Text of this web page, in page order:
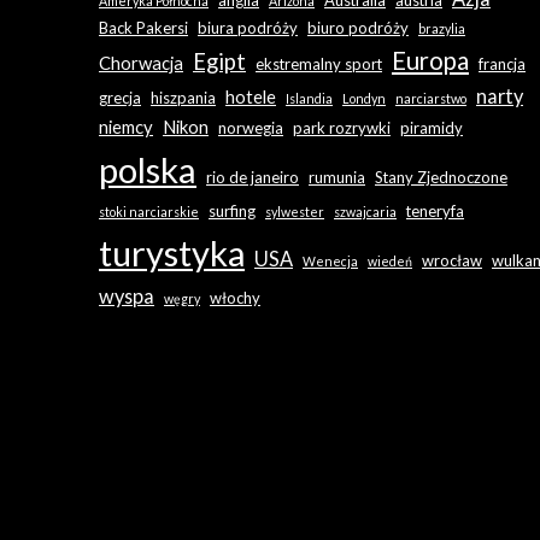
Back Pakersi biura podróży biuro podróży brazylia
Chorwacja Egipt ekstremalny sport Europa francja
grecja hiszpania hotele Islandia Londyn narciarstwo narty
niemcy Nikon norwegia park rozrywki piramidy
polska rio de janeiro rumunia Stany Zjednoczone
stoki narciarskie surfing sylwester szwajcaria teneryfa
turystyka USA Wenecja wiedeń wrocław
wyspa węgry włochy